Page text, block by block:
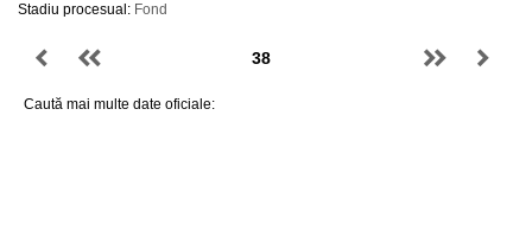
Stadiu procesual: Fond
Caută mai multe date oficiale: